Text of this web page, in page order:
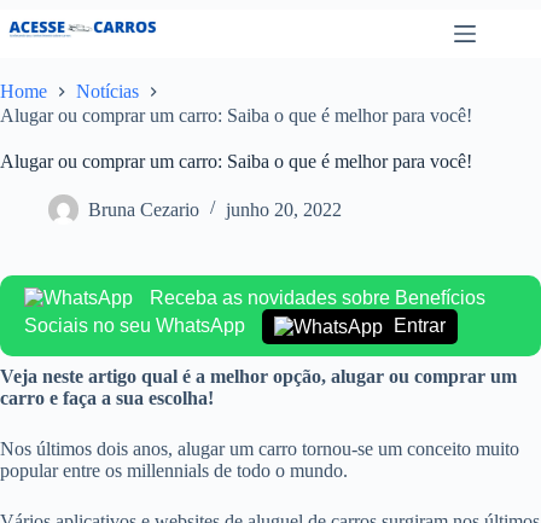
Pular
para
conteúdo
Home
Notícias
Alugar ou comprar um carro: Saiba o que é melhor para você!
Alugar ou comprar um carro: Saiba o que é melhor para você!
Bruna Cezario junho 20, 2022
Receba as novidades sobre Benefícios
Sociais no seu WhatsApp
Entrar
Veja neste artigo qual é a melhor opção, alugar ou comprar um
carro e faça a sua escolha!
Nos últimos dois anos, alugar um carro tornou-se um conceito muito
popular entre os millennials de todo o mundo.